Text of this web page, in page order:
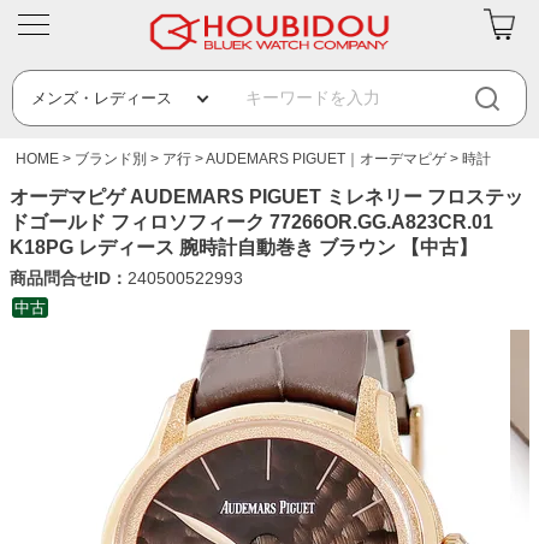
HOME ブランド別 ア行 AUDEMARS PIGUET｜オーデマピゲ 時計
オーデマピゲ AUDEMARS PIGUET ミレネリー フロステッ
ドゴールド フィロソフィーク 77266OR.GG.A823CR.01
K18PG レディース 腕時計自動巻き ブラウン 【中古】
商品問合せID： 240500522993
中古